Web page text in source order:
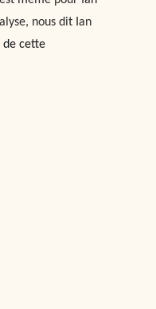
nous dit Ian
de cette